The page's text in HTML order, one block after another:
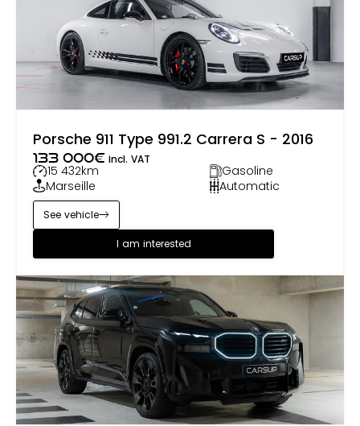
Porsche 911 Type 991.2 Carrera S - 2016
133 000€ incl. VAT
15 432km
Gasoline
Marseille
Automatic
I am interested
See vehicle